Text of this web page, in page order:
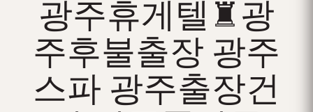
광주휴게텔♜광
주후불출장 광주
스파 광주출장건